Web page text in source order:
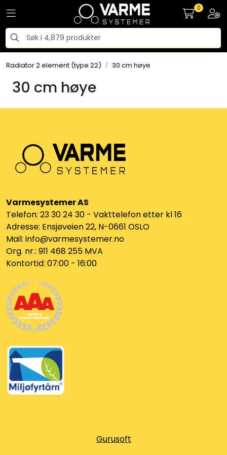
Skip to main content
Toggle navigation 0
Radiator 2 element (type 22) 30 cm høye
30 cm høye
Varmesystemer AS
Telefon: 23 30 24 30 - Vakttelefon etter kl 16
Adresse: Ensjøveien 22, N-0661 OSLO
Mail: info@varmesystemer.no
Org. nr.: 911 468 255 MVA
Kontortid: 07:00 - 16:00
Gurusoft
Tilbehør radiatorer
Gulvvarme og gatevarme
Klammer og festemateriell
Messing
Klemringskoblinger
FPL
Teknisk rom
Radiatorer
Planfront radiatorer
Rør